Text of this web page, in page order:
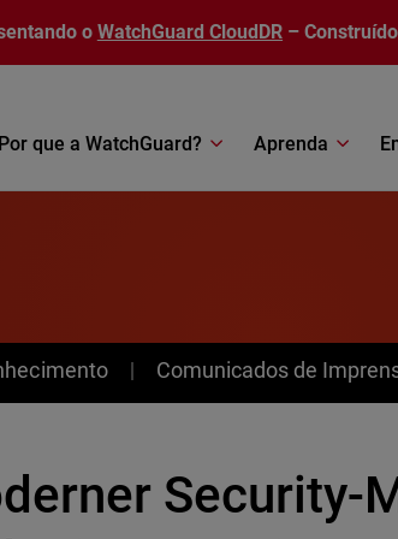
o WatchGuard CloudDR –
Por que a WatchGuard? Aprenda
Comunicados de
Security-